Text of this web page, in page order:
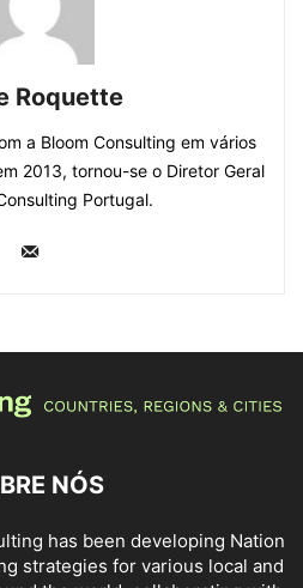
Roquette
a Bloom Consulting em vários
2013, tornou-se o Diretor Geral
Portugal.
NÓS
has been developing Nation
strategies for various local and